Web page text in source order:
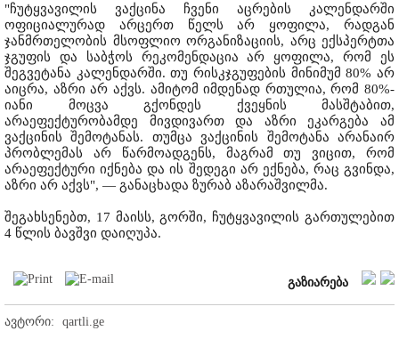
"ჩუტყვავილის ვაქცინა ჩვენი აცრების კალენდარში
ოფიციალურად არცერთ წელს არ ყოფილა, რადგან
ჯანმრთელობის მსოფლიო ორგანიზაციის, არც ექსპერტთა
ჯგუფის და საბჭოს რეკომენდაცია არ ყოფილა, რომ ეს
შეგვეტანა კალენდარში. თუ რისკჯგუფების მინიმუმ 80% არ
აიცრა, აზრი არ აქვს. ამიტომ იმდენად რთულია, რომ 80%-
იანი მოცვა გქონდეს ქვეყნის მასშტაბით,
არაეფექტურობამდე მივდივართ და აზრი ეკარგება ამ
ვაქცინის შემოტანას. თუმცა ვაქცინის შემოტანა არანაირ
პრობლემას არ წარმოადგენს, მაგრამ თუ ვიცით, რომ
არაეფექტური იქნება და ის შედეგი არ ექნება, რაც გვინდა,
აზრი არ აქვს", — განაცხადა ზურაბ აზარაშვილმა.
შეგახსენებთ, 17 მაისს, გორში, ჩუტყვავილის გართულებით
4 წლის ბავშვი დაიღუპა.
გაზიარება
ავტორი:
qartli.ge